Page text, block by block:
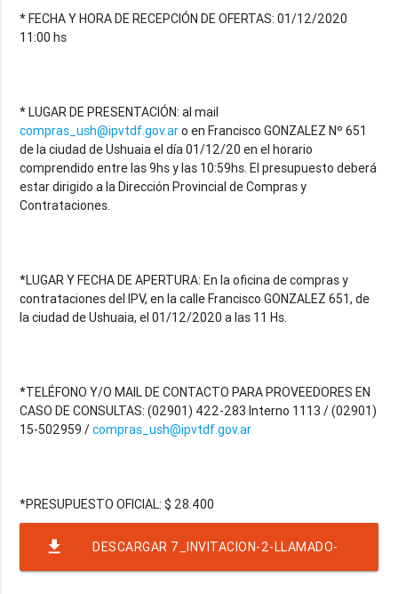
* FECHA Y HORA DE RECEPCIÓN DE OFERTAS: 01/12/2020
11:00 hs
* LUGAR DE PRESENTACIÓN: al mail
compras_ush@ipvtdf.gov.aro en Francisco GONZALEZ Nº 651
de la ciudad de Ushuaia el día 01/12/20 en el horario
comprendido entre las 9hs y las 10:59hs. El presupuesto deberá
estar dirigido a la Dirección Provincial de Compras y
Contrataciones.
*LUGAR Y FECHA DE APERTURA: En la oficina de compras y
contrataciones del IPV, en la calle Francisco GONZALEZ 651, de
la ciudad de Ushuaia, el 01/12/2020 a las 11 Hs.
*TELÉFONO Y/O MAIL DE CONTACTO PARA PROVEEDORES EN
CASO DE CONSULTAS: (02901) 422-283 Interno 1113 / (02901)
15-502959 /compras_ush@ipvtdf.gov.ar
file_download DESCARGAR 7_INVITACION-2-LLAMADO-